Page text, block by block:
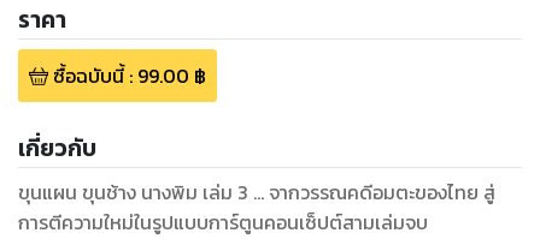
ราคา
ซื้อฉบับนี้: 99.00 ฿
เกี่ยวกับ
ขุนแผน ขุนช้าง นางพิม เล่ม 3 ... จากวรรณคดีอมตะของไทย สู่
การตีความใหม่ในรูปแบบการ์ตูนคอนเซ็ปต์สามเล่มจบ